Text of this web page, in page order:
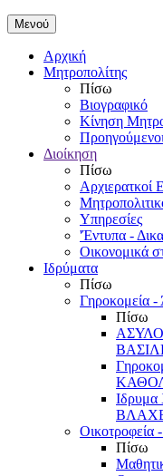
Μενού
Αρχική
Μητροπολίτης
Πίσω
Βιογραφικό
Κίνηση
Διοίκηση
Πίσω
Αρχιερατκοί
Υπηρεσίες
'Έντυπα -
Οικονομικά
Ιδρύματα
Πίσω
Γηροκομεία
Πίσω
Οικοτροφεία
Πίσω